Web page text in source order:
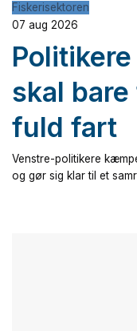
Fiskerisektoren
07 aug 2026
skal
fuld fart
Venstre-politikere
og gør sig klar til et